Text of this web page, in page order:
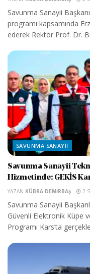
Savunma Sanayii
programı kapsamında
ederek Rektör Prof. Dr.
SAVUNMA SANAYII
Savunma Sanayii
Hizmetinde: GEKİS
YAZAN KÜBRA DEMIRBAŞ 2
Savunma Sanayii
Güvenli Elektronik Küpe
Programı Kars’ta